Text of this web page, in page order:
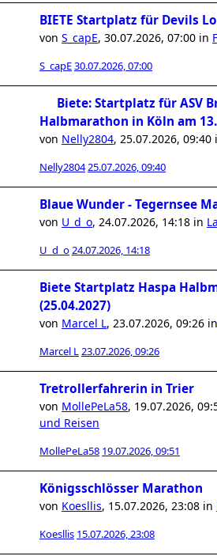
BIETE Startplatz für Devils
von S_capE, 30.07.2026, 07:00 in
S_capE30.07.2026, 07:00
Biete: Startplatz für ASV
Halbmarathon in Köln am
von Nelly2804, 25.07.2026, 09:40
Nelly280425.07.2026, 09:40
Blaue Wunder - Tegernsee
von U_d_o, 24.07.2026, 14:18 in
U_d_o24.07.2026, 14:18
Biete Startplatz Haspa
(25.04.2027)
von Marcel L, 23.07.2026, 09:26 in
Marcel L23.07.2026, 09:26
Tretrollerfahrerin in Trier
von MollePeLa58, 19.07.2026,
und Reisen
MollePeLa58 19.07.2026, 09:51
Königsschlösser Marathon
von Koesllis, 15.07.2026, 23:08 in
Koesllis 15.07.2026, 23:08